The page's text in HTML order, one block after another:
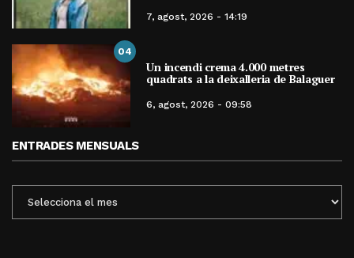
7, agost, 2026 - 14:19
04
Un incendi crema 4.000 metres
quadrats a la deixalleria de Balaguer
6, agost, 2026 - 09:58
ENTRADES MENSUALS
MENSUALS